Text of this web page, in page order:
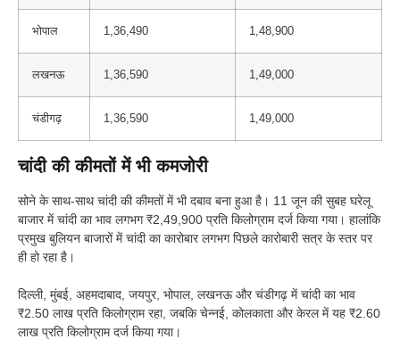
भोपाल 1,36,490 1,48,900
लखनऊ 1,36,590 1,49,000
चंडीगढ़ 1,36,590 1,49,000
चांदी की कीमतों में भी कमजोरी
सोने के साथ-साथ चांदी की कीमतों में भी दबाव बना हुआ है। 11 जून की सुबह घरेलू
बाजार में चांदी का भाव लगभग ₹2,49,900 प्रति किलोग्राम दर्ज किया गया। हालांकि
प्रमुख बुलियन बाजारों में चांदी का कारोबार लगभग पिछले कारोबारी सत्र के स्तर पर
ही हो रहा है।
दिल्ली, मुंबई, अहमदाबाद, जयपुर, भोपाल, लखनऊ और चंडीगढ़ में चांदी का भाव
₹2.50 लाख प्रति किलोग्राम रहा, जबकि चेन्नई, कोलकाता और केरल में यह ₹2.60
लाख प्रति किलोग्राम दर्ज किया गया।